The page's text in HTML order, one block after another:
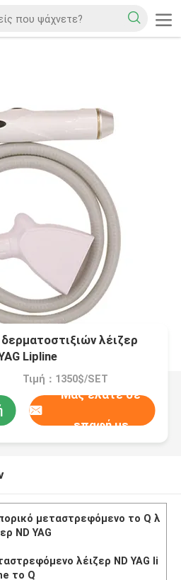
λέιζερ
Lipline
Τιμή：1350$/SET
Μας ελάτε σε
επαφή με
μεταστρεφόμενο το Q λ
ND YAG
λέιζερ ND YAG li
το Q